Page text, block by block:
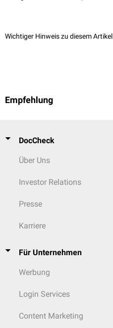
Wichtiger Hinweis zu diesem Artikel
Empfehlung
DocCheck
Über Uns
Investor Relations
Presse
Karriere
Für Unternehmen
Werbung
Login Services
Content Marketing